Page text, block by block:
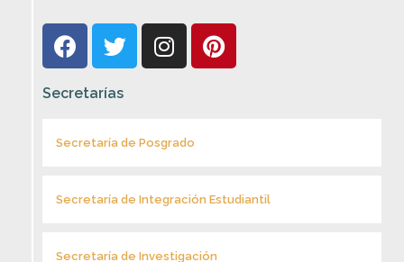
Secretarías
Secretaría de Posgrado
Secretaría de Integración Estudiantil
Secretaría de Investigación